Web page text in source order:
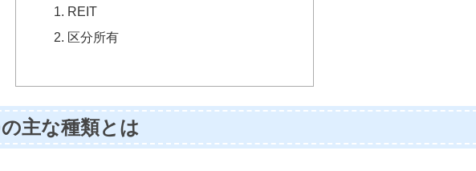
REIT
区分所有
主な種類とは